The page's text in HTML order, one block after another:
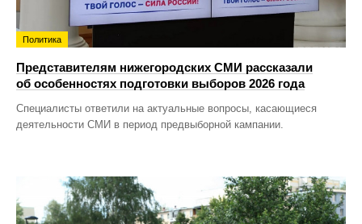
Политика
Представителям нижегородских СМИ рассказали
об особенностях подготовки выборов 2026 года
Специалисты ответили на актуальные вопросы, касающиеся
деятельности СМИ в период предвыборной кампании.